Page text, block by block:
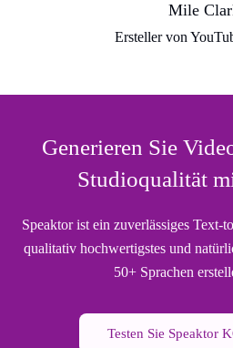
Mile
Ersteller von
Generieren Sie
Studioqualität
Speaktor ist ein zuverlässiges Text-
qualitativ hochwertigstes und
50+ Sprachen
Testen Sie Speaktor